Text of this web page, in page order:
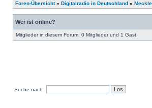
Foren-Übersicht» Digitalradio in Deutschland »
Wer ist online?
Mitglieder in diesem Forum: 0 Mitglieder und 1 Gast
Suche nach: